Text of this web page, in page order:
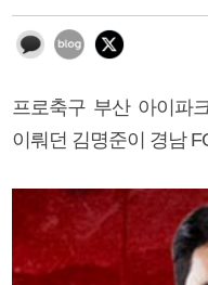
프로축구 부산 아이파
이뤄던 김명준이 경남